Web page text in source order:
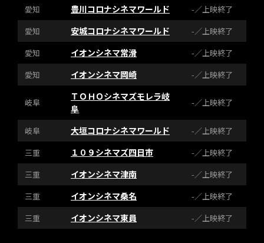
愛知 豊川コロナシネマワールド
-／上映終了
愛知
安城コロナシネマワールド
-／上映終了
愛知
イオンシネマ常滑
-／上映終了
愛知
イオンシネマ岡崎 -／上映終了
岐阜
ＴＯＨＯシネマズモレラ岐
阜
-／上映終了
岐阜 大垣コロナシネマワールド
-／上映終了
三重
１０９シネマズ四日市
-／上映終了
三重
イオンシネマ津南
-／上映終了
三重
イオンシネマ桑名
-／上映終了
三重
イオンシネマ東員 -／上映終了